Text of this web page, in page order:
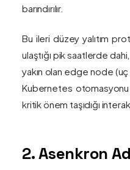
barındırılır.
Bu ileri düzey yalıtım
ulaştığı pik saatlerde
yakın olan edge node (uç
Kubernetes
kritik önem taşıdığı
2. Asenkron